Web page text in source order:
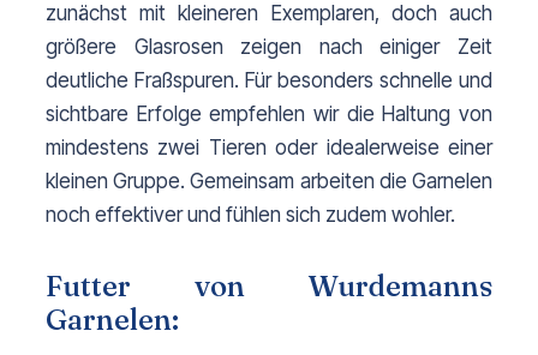
zunächst mit kleineren Exemplaren, doch auch
größere Glasrosen zeigen nach einiger Zeit
deutliche Fraßspuren. Für besonders schnelle und
sichtbare Erfolge empfehlen wir die Haltung von
mindestens zwei Tieren oder idealerweise einer
kleinen Gruppe. Gemeinsam arbeiten die Garnelen
noch effektiver und fühlen sich zudem wohler.
Futter von Wurdemanns
Garnelen: